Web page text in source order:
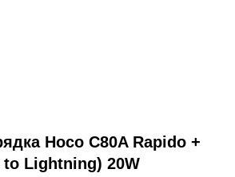
Hoco C80A Rapido +
to Lightning) 20W